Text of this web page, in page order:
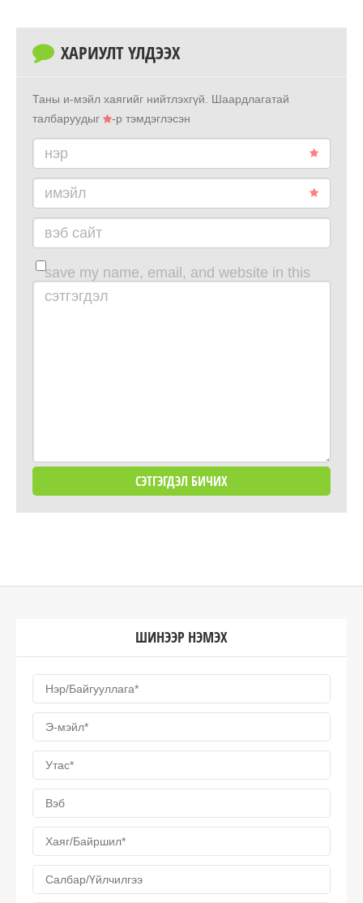
ХАРИУЛТ ҮЛДЭЭХ
Таны и-мэйл хаягийг нийтлэхгүй.
Шаардлагатай
талбаруудыг
-р тэмдэглэсэн
нэр
имэйл
вэб сайт
save my name, email, and website in this
browser for the next time i comment.
сэтгэгдэл
ШИНЭЭР НЭМЭХ